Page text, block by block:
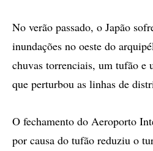
No verão passado, o Japão
inundações no oeste do
chuvas torrenciais, um tufão e
que perturbou as linhas de
O fechamento do Aeroporto
por causa do tufão reduziu o